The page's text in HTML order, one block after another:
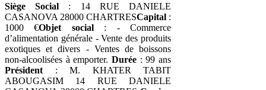
Siège Social : 14 RUE DANIELE
CASANOVA 28000 CHARTRESCapital :
1000 €Objet social: - Commerce
d’alimentation générale - Vente des produits
exotiques et divers - Ventes de boissons
non-alcoolisées à emporter. Durée : 99 ans
Président : M. KHATER TABIT
ABOUGASIM 14 RUE DANIELE